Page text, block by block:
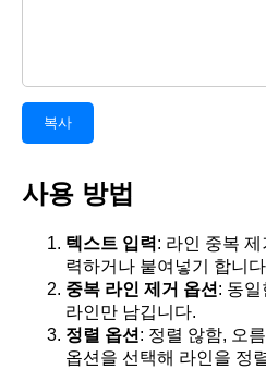
복사
사용 방법
텍스트 입력: 라인 중복
력하거나 붙여넣기 합니
중복 라인 제거 옵션 : 동
라인만 남깁니다.
정렬 옵션 : 정렬 않함, 오
옵션을 선택해 라인을 정